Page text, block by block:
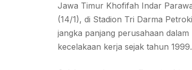
Jawa Timur Khofifah Indar
(14/1), di Stadion Tri Darma
jangka panjang perusahaan
kecelakaan kerja sejak tahun 1999.